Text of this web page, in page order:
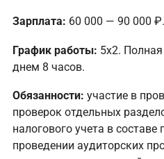
Зарплата: 60 000 — 90 000 ₽.
График работы: 5х2.
днем 8 часов.
Обязанности: участие в
проверок отдельных
налогового учета в составе
проведении аудиторских